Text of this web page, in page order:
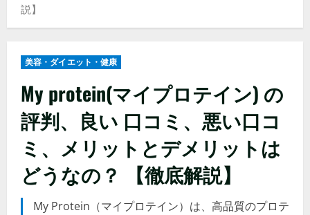
ニ
説】
美容・ダイエット・健康
My protein(マイプロテイン) の
評判、良い 口コミ、悪い口コ
ミ、メリットとデメリットは
どうなの？ 【徹底解説】
My Protein（マイプロテイン）は、高品質のプロテ